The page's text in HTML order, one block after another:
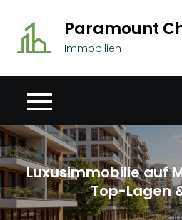
content
Paramount
Immobilien
Luxusimmobilie auf
Top-Lagen